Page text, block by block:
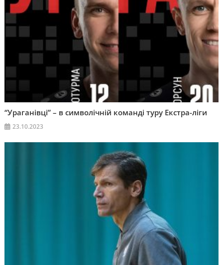
“Ураганівці” – в символічній команді туру Екстра-ліги
23.10.2023